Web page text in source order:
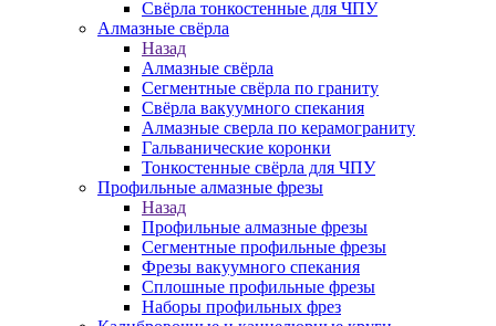
Свёрла тонкостенные для ЧПУ
Алмазные свёрла
Назад
Алмазные свёрла
Сегментные свёрла по граниту
Свёрла вакуумного спекания
Алмазные сверла по керамограниту
Гальванические коронки
Тонкостенные свёрла для ЧПУ
Профильные алмазные фрезы
Назад
Профильные алмазные фрезы
Сегментные профильные фрезы
Фрезы вакуумного спекания
Сплошные профильные фрезы
Наборы профильных фрез